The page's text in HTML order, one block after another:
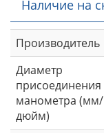
Наличие на
Производитель
Диаметр
присоединения
манометра (мм/
дюйм)